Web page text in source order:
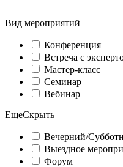
Вид мероприятий
Конференция
Встреча с
Мастер-класс
Семинар
Вебинар
ЕщеСкрыть
Вечерний/
Выездное
Форум